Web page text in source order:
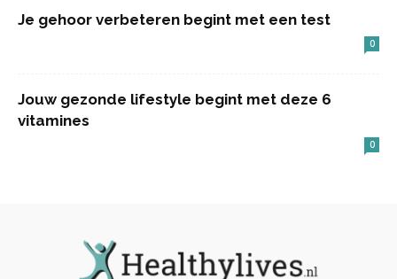
Je gehoor verbeteren begint met een test
0
Jouw gezonde lifestyle begint met deze 6
vitamines
0